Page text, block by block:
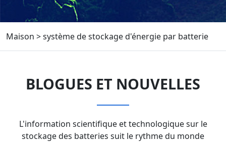
Maison >système de stockage d'énergie par batterie
BLOGUES ET NOUVELLES
L'information scientifique et technologique sur le
stockage des batteries suit le rythme du monde